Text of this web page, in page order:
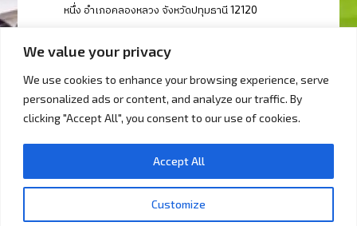
We value your privacy
We use cookies to enhance your browsing experience, serve
personalized ads or content, and analyze our traffic. By
clicking "Accept All", you consent to our use of cookies.
Customize
Accept All
หนึ่ง อำเภอคลองหลวง จังหวัดปทุมธานี 12120
094-3404333
bd@foodinnopolis.or.th
วันจันทร์ - วันศุกร์ 09.00 น. – 17.00 น.
Copyright © 2023 foodinnopolist.or.th. All right reserved.